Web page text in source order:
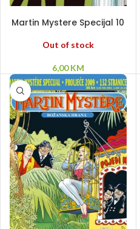
Martin Mystere Specijal 10
Out of stock
6,00KM